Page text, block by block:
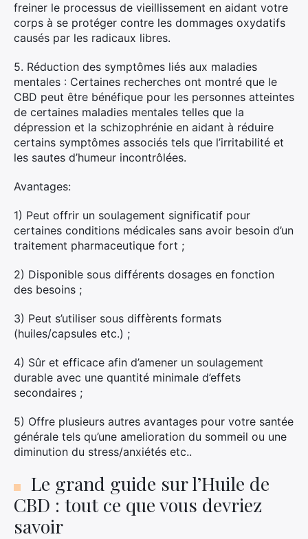
freiner le processus de vieillissement en aidant votre
corps à se protéger contre les dommages oxydatifs
causés par les radicaux libres.
5. Réduction des symptômes liés aux maladies
mentales : Certaines recherches ont montré que le
CBD peut être bénéfique pour les personnes atteintes
de certaines maladies mentales telles que la
dépression et la schizophrénie en aidant à réduire
certains symptômes associés tels que l’irritabilité et
les sautes d’humeur incontrôlées.
Avantages:
1) Peut offrir un soulagement significatif pour
certaines conditions médicales sans avoir besoin d’un
traitement pharmaceutique fort ;
2) Disponible sous différents dosages en fonction
des besoins ;
3) Peut s’utiliser sous diffèrents formats
(huiles/capsules etc.) ;
4) Sûr et efficace afin d’amener un soulagement
durable avec une quantité minimale d’effets
secondaires ;
5) Offre plusieurs autres avantages pour votre santée
générale tels qu’une amelioration du sommeil ou une
diminution du stress/anxiétés etc..
Le grand guide sur l’Huile de
CBD : tout ce que vous devriez
savoir